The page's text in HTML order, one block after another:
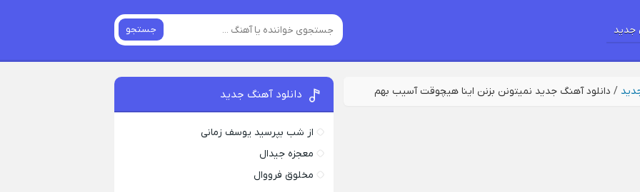
جستجو
/ دانلود آهنگ جدید نمیتونن بزنن اینا هیچوقت آسیب بهم دانلود آهنگ جدید
از شب بپرسید یوسف زمانی
معجزه جیدال
مخلوق فرووال